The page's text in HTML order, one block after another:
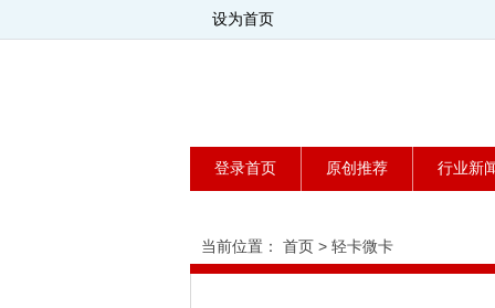
设为首页
登录首页 原创推荐 行业新
当前位置： 首页 > 轻卡微卡